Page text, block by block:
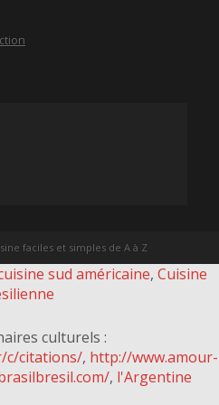
faciles et simples de A à Z
sud américaine, Cuisine
culturels :
c/citations/, http://www.amour-
, l'Argentine